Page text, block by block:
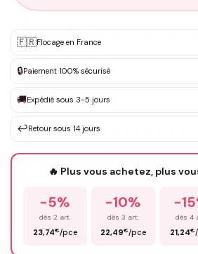
✨ Personnalisation sur mesure
DEVIS GRATUIT · Personnalisation de 3
Que souhaitez-vous ?*
Votre texte / idée*
Prénom*
🇫🇷Flocage en France
🔒Paiement 100% sécurisé
🚚Expédié sous 3-5 jours
↩️Retour sous 14 jours
🔥 Plus vous achetez, plus
-5%
dès 2 art.
23,74€/pce
-10%
dès 3 art.
22,49€/pce
-
dès 4
21,24€